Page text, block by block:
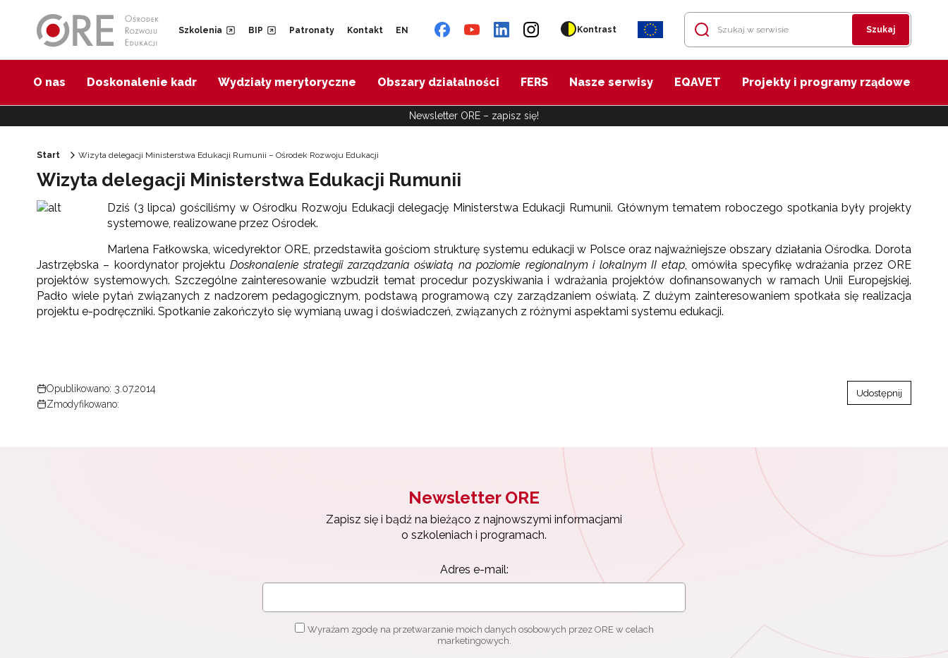
Szkolenia BIP Patronaty Kontakt EN Kontrast Szukaj
O nas Doskonalenie kadr Wydziały merytoryczne Obszary działalności FERS Nasze serwisy EQAVET Projekty i programy rządowe
Newsletter ORE – zapisz się!
Start Wizyta delegacji Ministerstwa Edukacji Rumunii – Ośrodek Rozwoju Edukacji
Wizyta delegacji Ministerstwa Edukacji Rumunii
Dziś (3 lipca) gościliśmy w Ośrodku Rozwoju Edukacji delegację Ministerstwa Edukacji Rumunii. Głównym tematem roboczego spotkania były projekty
systemowe, realizowane przez Ośrodek.
Marlena Fałkowska, wicedyrektor ORE, przedstawiła gościom strukturę systemu edukacji w Polsce oraz najważniejsze obszary działania Ośrodka. Dorota
Jastrzębska – koordynator projektu Doskonalenie strategii zarządzania oświatą na poziomie regionalnym i lokalnym II etap, omówiła specyfikę wdrażania przez ORE
projektów systemowych. Szczególne zainteresowanie wzbudził temat procedur pozyskiwania i wdrażania projektów dofinansowanych w ramach Unii Europejskiej.
Padło wiele pytań związanych z nadzorem pedagogicznym, podstawą programową czy zarządzaniem oświatą. Z dużym zainteresowaniem spotkała się realizacja
projektu e-podręczniki. Spotkanie zakończyło się wymianą uwag i doświadczeń, związanych z różnymi aspektami systemu edukacji.
Opublikowano: 3.07.2014
Zmodyfikowano:
Udostępnij
Newsletter ORE
Zapisz się i bądź na bieżąco z najnowszymi informacjami
o szkoleniach i programach.
Adres e-mail:
Wyrażam zgodę na przetwarzanie moich danych osobowych przez ORE w celach
marketingowych.